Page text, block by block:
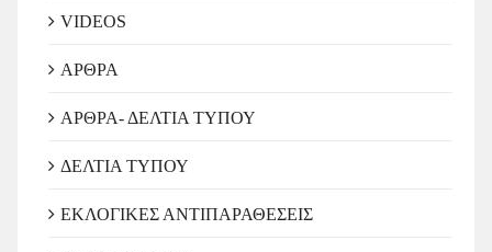
VIDEOS
ΑΡΘΡΑ
ΑΡΘΡΑ- ΔΕΛΤΙΑ ΤΥΠΟΥ
ΔΕΛΤΙΑ ΤΥΠΟΥ
ΕΚΛΟΓΙΚΕΣ ΑΝΤΙΠΑΡΑΘΕΣΕΙΣ